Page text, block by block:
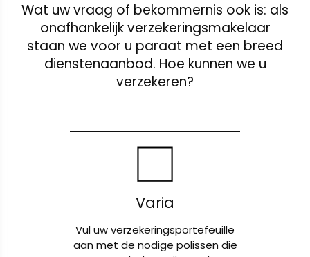
Wat uw vraag of bekommernis ook is: als
onafhankelijk verzekeringsmakelaar
staan we voor u paraat met een breed
dienstenaanbod. Hoe kunnen we u
verzekeren?
Varia
Vul uw verzekeringsportefeuille
aan met de nodige polissen die